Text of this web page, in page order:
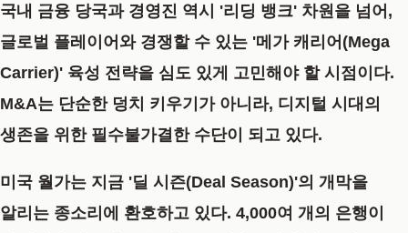
국내 금융 당국과 경영진 역시 '리딩 뱅크' 차원을 넘어,
글로벌 플레이어와 경쟁할 수 있는 '메가 캐리어(Mega
Carrier)' 육성 전략을 심도 있게 고민해야 할 시점이다.
M&A는 단순한 덩치 키우기가 아니라, 디지털 시대의
생존을 위한 필수불가결한 수단이 되고 있다.
미국 월가는 지금 '딜 시즌(Deal Season)'의 개막을
알리는 종소리에 환호하고 있다. 4,000여 개의 은행이